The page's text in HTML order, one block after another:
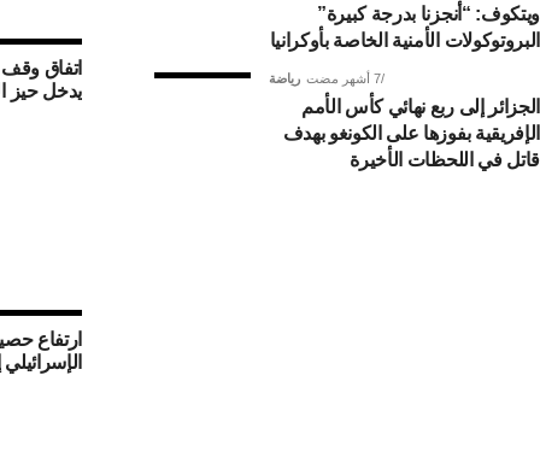
اتفاق
يدخل حيز
ارتفاع
الإسرائيلي إلى 376
ويتكوف: “أنجزنا بدرجة كبيرة”
البروتوكولات الأمنية الخاصة بأوكرانيا
رياضة 7 أشهر مضت
الجزائر إلى ربع نهائي كأس الأمم
الإفريقية بفوزها على الكونغو بهدف
قاتل في اللحظات الأخيرة